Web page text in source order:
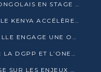
SMIB 2026 : DIX ATHLÈTES CONGOLAIS EN STAGE AU KENYA
FONDS BLEU : LE CONGO ET LE KENYA ACCÉLÈRENT LA MOBILISATION DES FINANCEMENTS
DETTE PUBLIQUE : BRAZZAVILLE ENGAGE UNE OPÉRATION DE RACHAT DE 575 MILLIONS DE DOLLARS
GOUVERNANCE FINANCIÈRE : LA DGPP ET L’ONEC-C VERS UN PARTENARIAT POUR ASSAINIR LES ENTREPRISES PUBLIQUES
CONGO TERMINAL SENSIBILISE SUR LES ENJEUX DE LA SANTÉ MENTALE EN